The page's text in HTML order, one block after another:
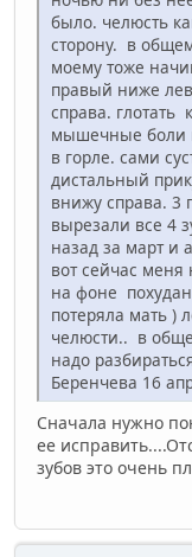
было. челюсть
сторону. в
моему тоже
правый ниже
справа. глотать
мышечные боли
в горле. сами
дистальный
внижу справа. 3
вырезали все 4
назад за март и
вот сейчас меня
на фоне
потеряла мать )
челюсти.. в
надо
Беренчева 16
Сначала нужно
ее
зубов это очень